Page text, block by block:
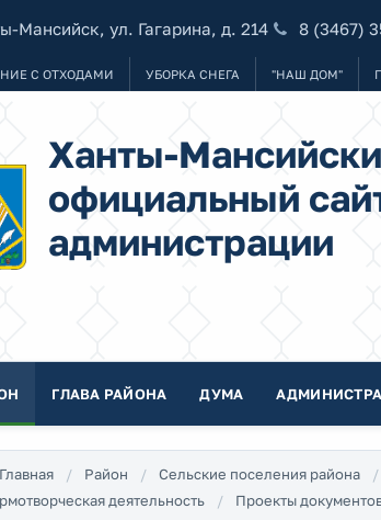
Мансийск, ул. Гагарина, д. 214 8 (3467)
С ОТХОДАМИ УБОРКА СНЕГА "НАШ ДОМ"
Ханты-
официальный
администрации
ГЛАВА РАЙОНА ДУМА
Главная Район Сельские поселения района
деятельность
Проекты